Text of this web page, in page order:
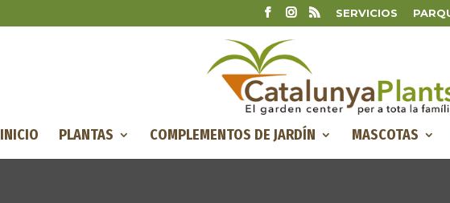
SERVICIOS
INICIO PLANTAS COMPLEMENTOS DE JARDÍN MASCOTAS